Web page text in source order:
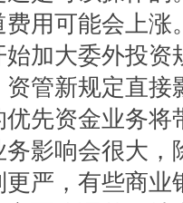
用可能会上涨
大委外投资
管新规定直接
先资金业务将
影响会很大，
严，有些商业